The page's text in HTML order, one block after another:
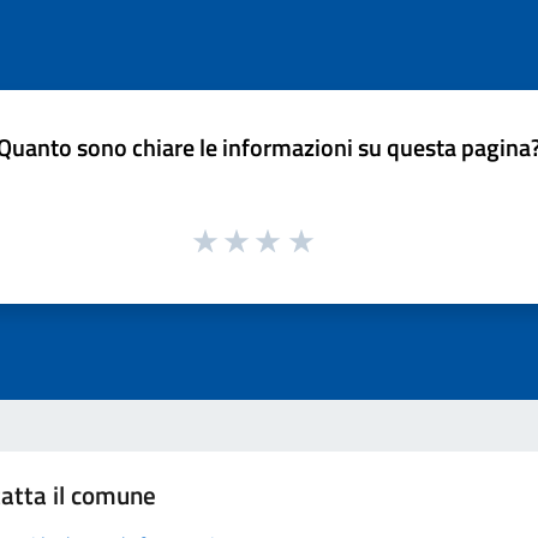
sono chiare le informazioni su questa
il comune